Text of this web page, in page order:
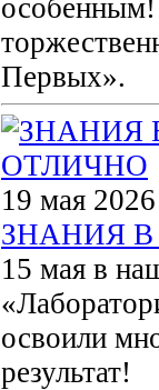
Первых».
19 мая 2026
ЗНАНИЯ
15 мая в
освоили
результат!